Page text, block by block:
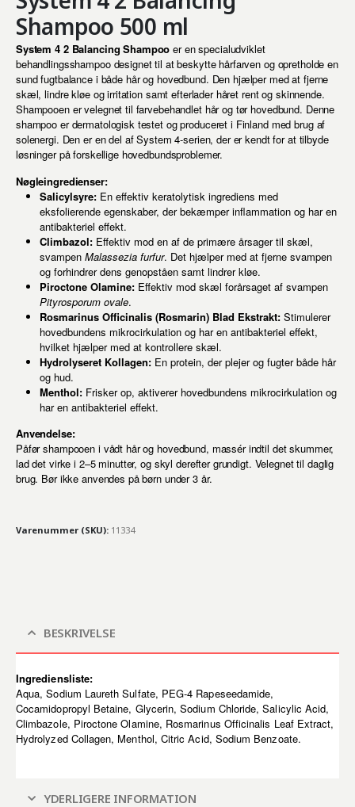
Shampoo 500 ml
System 4 2 Balancing Shampoo er en specialudviklet
behandlingsshampoo designet til at beskytte hårfarven og opretholde en
sund fugtbalance i både hår og hovedbund. Den hjælper med at fjerne
skæl, lindre kløe og irritation samt efterlader håret rent og skinnende.
Shampooen er velegnet til farvebehandlet hår og tør hovedbund. Denne
shampoo er dermatologisk testet og produceret i Finland med brug af
solenergi. Den er en del af System 4-serien, der er kendt for at tilbyde
løsninger på forskellige hovedbundsproblemer.
Nøgleingredienser:
Salicylsyre:En effektiv keratolytisk ingrediens med
eksfolierende egenskaber, der bekæmper inflammation og har en
antibakteriel effekt.
Climbazol:Effektiv mod en af de primære årsager til skæl,
svampen Malassezia furfur. Det hjælper med at fjerne svampen
og forhindrer dens genopståen samt lindrer kløe.
Piroctone Olamine:Effektiv mod skæl forårsaget af svampen
Pityrosporum ovale.
Rosmarinus Officinalis (Rosmarin) Blad Ekstrakt:Stimulerer
hovedbundens mikrocirkulation og har en antibakteriel effekt,
hvilket hjælper med at kontrollere skæl.
Hydrolyseret Kollagen:En protein, der plejer og fugter både hår
og hud.
Menthol:Frisker op, aktiverer hovedbundens mikrocirkulation og
har en antibakteriel effekt.
Anvendelse:
Påfør shampooen i vådt hår og hovedbund, massér indtil det skummer,
lad det virke i 2–5 minutter, og skyl derefter grundigt. Velegnet til daglig
brug. Bør ikke anvendes på børn under 3 år.
Varenummer (SKU): 11334
BESKRIVELSE
Ingrediensliste:
Aqua, Sodium Laureth Sulfate, PEG-4 Rapeseedamide,
Cocamidopropyl Betaine, Glycerin, Sodium Chloride, Salicylic Acid,
Climbazole, Piroctone Olamine, Rosmarinus Officinalis Leaf Extract,
Hydrolyzed Collagen, Menthol, Citric Acid, Sodium Benzoate.
YDERLIGERE INFORMATION